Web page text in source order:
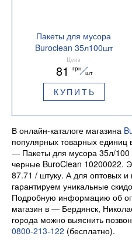
Пакеты для мусора
Buroclean 35л100шт
450x550мм черные
7мкм ПНТ HDPE
10200025
Цена
81 грн
шт
КУПИТЬ
В онлайн-каталоге магазина
популярных товарных единиц
— Пакеты для мусора 35л/
черные BuroClean 10200022.
87.71 / штуку. А для оптовых
гарантируем уникальные
Подробную информацию об
магазин в — Бердянск,
города можно выяснить
0800-213-122 (бесплатно).